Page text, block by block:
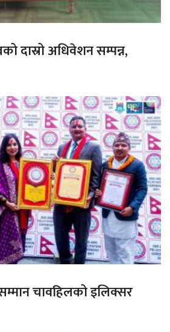
दास्रो अधिवेशन सम्पन्न,
सम्मान चावहिलको इलिक्सर